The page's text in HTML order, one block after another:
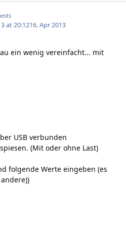
at 20:1216. Apr 2013
ein wenig vereinfacht... mit
USB verbunden
(Mit oder ohne Last)
folgende Werte eingeben (es